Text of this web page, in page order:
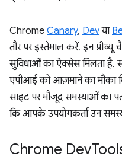
Chrome Canary, Devया
तौर पर इस्तेमाल करें. इन
सुविधाओं का ऐक्सेस मिलता है.
एपीआई को आज़माने का मौका
साइट पर मौजूद समस्याओं का
कि आपके उपयोगकर्ता उन
Chrome Dev